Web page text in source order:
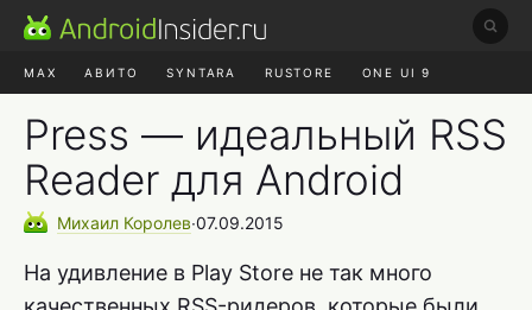
MAX АВИТО SYNTARA RUSTORE ONE UI 9
Press — идеальный RSS
Reader для Android
Михаил Королев∙07.09.2015
На удивление в Play Store не так много